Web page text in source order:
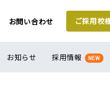
お問い合わせ ご採用校
お知らせ 採用情報 NEW